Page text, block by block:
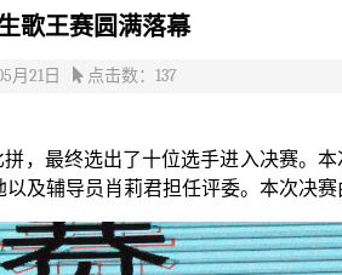
歌王赛圆满落幕
月21日 点击数： 137
，最终选出了十位选手进入决赛。
及辅导员肖莉君担任评委。本次决赛